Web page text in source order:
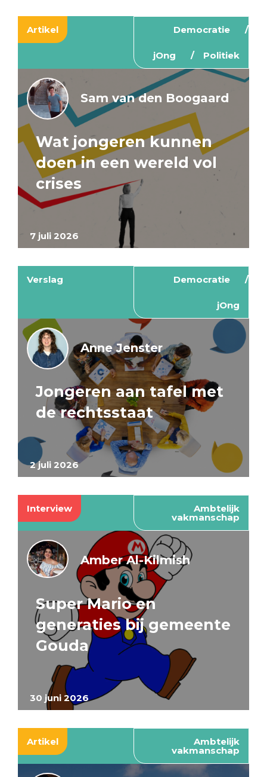
Artikel Democratie
jOng Politiek
7 juli 2026
Sam van den Boogaard
Wat jongeren kunnen
doen in een wereld vol
crises
Verslag Democratie
jOng
2 juli 2026
Anne Jenster
Jongeren aan tafel met
de rechtsstaat
Interview Ambtelijk
vakmanschap
30 juni 2026
Amber Al-Kilmish
Super Mario en
generaties bij gemeente
Gouda
Artikel Ambtelijk
vakmanschap